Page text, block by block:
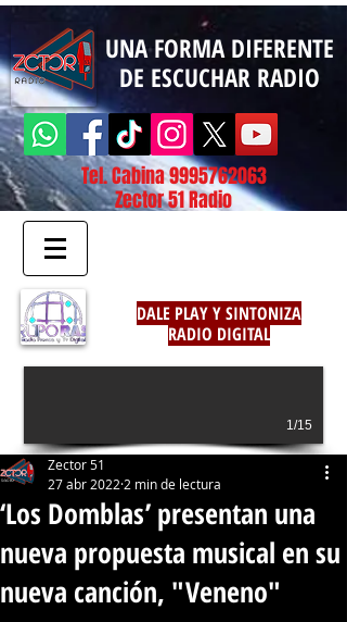
UNA FORMA DIFERENTE
DE ESCUCHAR RADIO
Tel. Cabina9995762063
Zector 51 Radio
DALE PLAY Y SINTONIZA
RADIO DIGITAL
1/15
‘Los Domblas’ presentan una
nueva propuesta musical en su
nueva canción, "Veneno"
Zector 51
27 abr 2022 2 min de lectura